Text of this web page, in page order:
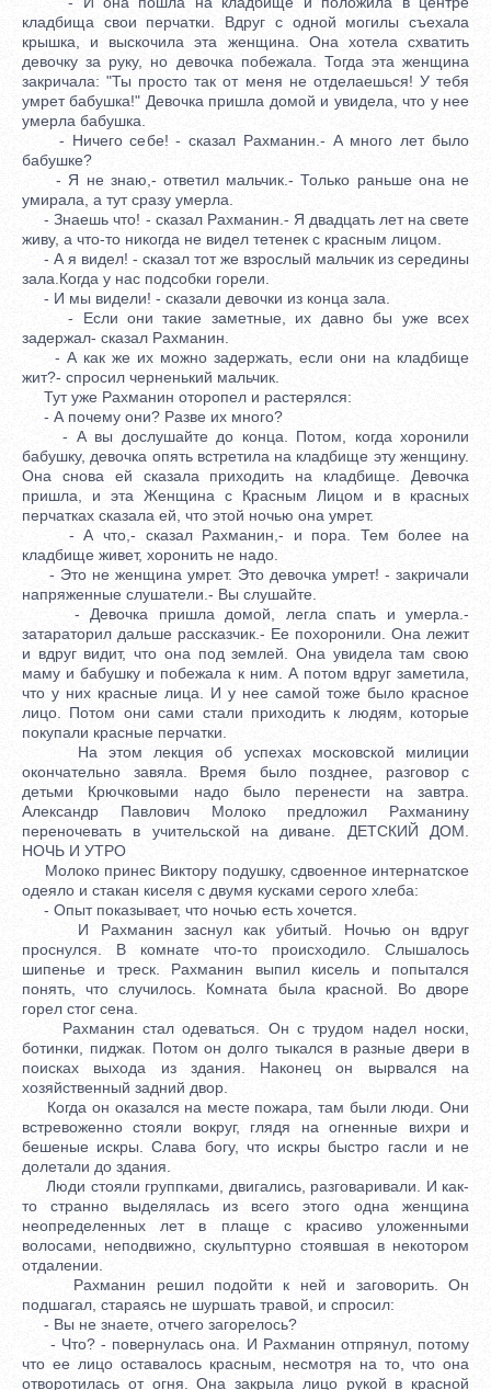
кладбища свои перчатки. Вдруг с одной могилы съехала
крышка, и выскочила эта женщина. Она хотела схватить
девочку за руку, но девочка побежала. Тогда эта женщина
закричала: "Ты просто так от меня не отделаешься! У тебя
умрет бабушка!" Девочка пришла домой и увидела, что у нее
умерла бабушка.
- Ничего себе! - сказал Рахманин.- А много лет было
бабушке?
- Я не знаю,- ответил мальчик.- Только раньше она не
умирала, а тут сразу умерла.
- Знаешь что! - сказал Рахманин.- Я двадцать лет на свете
живу, а что-то никогда не видел тетенек с красным лицом.
- А я видел! - сказал тот же взрослый мальчик из середины
зала.Когда у нас подсобки горели.
- И мы видели! - сказали девочки из конца зала.
- Если они такие заметные, их давно бы уже всех
задержал- сказал Рахманин.
- А как же их можно задержать, если они на кладбище
жит?- спросил черненький мальчик.
Тут уже Рахманин оторопел и растерялся:
- А почему они? Разве их много?
- А вы дослушайте до конца. Потом, когда хоронили
бабушку, девочка опять встретила на кладбище эту женщину.
Она снова ей сказала приходить на кладбище. Девочка
пришла, и эта Женщина с Красным Лицом и в красных
перчатках сказала ей, что этой ночью она умрет.
- А что,- сказал Рахманин,- и пора. Тем более на
кладбище живет, хоронить не надо.
- Это не женщина умрет. Это девочка умрет! - закричали
напряженные слушатели.- Вы слушайте.
- Девочка пришла домой, легла спать и умерла.-
затараторил дальше рассказчик.- Ее похоронили. Она лежит
и вдруг видит, что она под землей. Она увидела там свою
маму и бабушку и побежала к ним. А потом вдруг заметила,
что у них красные лица. И у нее самой тоже было красное
лицо. Потом они сами стали приходить к людям, которые
покупали красные перчатки.
На этом лекция об успехах московской милиции
окончательно завяла. Время было позднее, разговор с
детьми Крючковыми надо было перенести на завтра.
Александр Павлович Молоко предложил Рахманину
переночевать в учительской на диване. ДЕТСКИЙ ДОМ.
НОЧЬ И УТРО
Молоко принес Виктору подушку, сдвоенное интернатское
одеяло и стакан киселя с двумя кусками серого хлеба:
- Опыт показывает, что ночью есть хочется.
И Рахманин заснул как убитый. Ночью он вдруг
проснулся. В комнате что-то происходило. Слышалось
шипенье и треск. Рахманин выпил кисель и попытался
понять, что случилось. Комната была красной. Во дворе
горел стог сена.
Рахманин стал одеваться. Он с трудом надел носки,
ботинки, пиджак. Потом он долго тыкался в разные двери в
поисках выхода из здания. Наконец он вырвался на
хозяйственный задний двор.
Когда он оказался на месте пожара, там были люди. Они
встревоженно стояли вокруг, глядя на огненные вихри и
бешеные искры. Слава богу, что искры быстро гасли и не
долетали до здания.
Люди стояли группками, двигались, разговаривали. И как-
то странно выделялась из всего этого одна женщина
неопределенных лет в плаще с красиво уложенными
волосами, неподвижно, скульптурно стоявшая в некотором
отдалении.
Рахманин решил подойти к ней и заговорить. Он
подшагал, стараясь не шуршать травой, и спросил:
- Вы не знаете, отчего загорелось?
- Что? - повернулась она. И Рахманин отпрянул, потому
что ее лицо оставалось красным, несмотря на то, что она
отворотилась от огня. Она закрыла лицо рукой в красной